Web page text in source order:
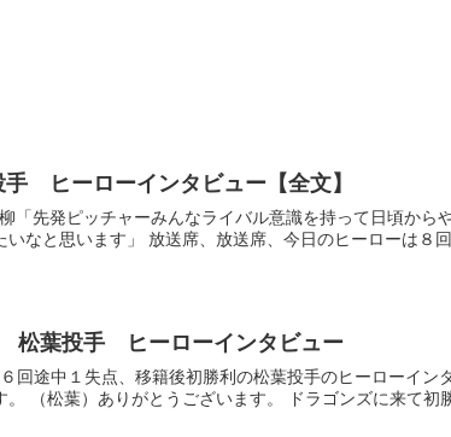
ヒーローインタビュー【全文】
「先発ピッチャーみんなライバル意識を持って日頃から
なと思います」 放送席、放送席、今日のヒーローは８
松葉投手 ヒーローインタビュー
回途中１失点、移籍後初勝利の松葉投手のヒーローイン
（松葉）ありがとうございます。 ドラゴンズに来て初